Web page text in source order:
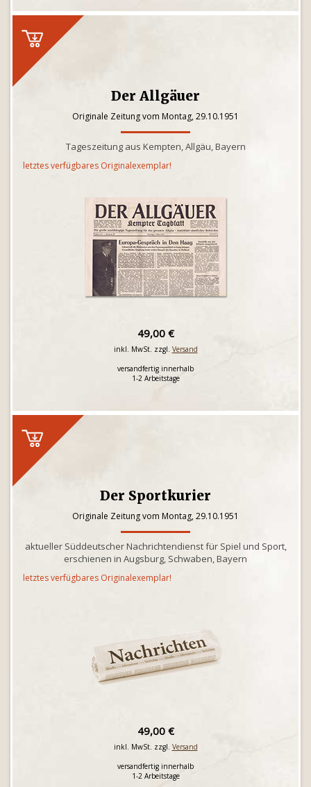
Der Allgäuer
Originale Zeitung vom Montag, 29.10.1951
Tageszeitung aus Kempten, Allgäu, Bayern
letztes verfügbares Originalexemplar!
49,00 €
inkl. MwSt. zzgl. Versand
versandfertig innerhalb
1-2 Arbeitstage
Der Sportkurier
Originale Zeitung vom Montag, 29.10.1951
aktueller Süddeutscher Nachrichtendienst für Spiel und Sport,
erschienen in Augsburg, Schwaben, Bayern
letztes verfügbares Originalexemplar!
49,00 €
inkl. MwSt. zzgl. Versand
versandfertig innerhalb
1-2 Arbeitstage